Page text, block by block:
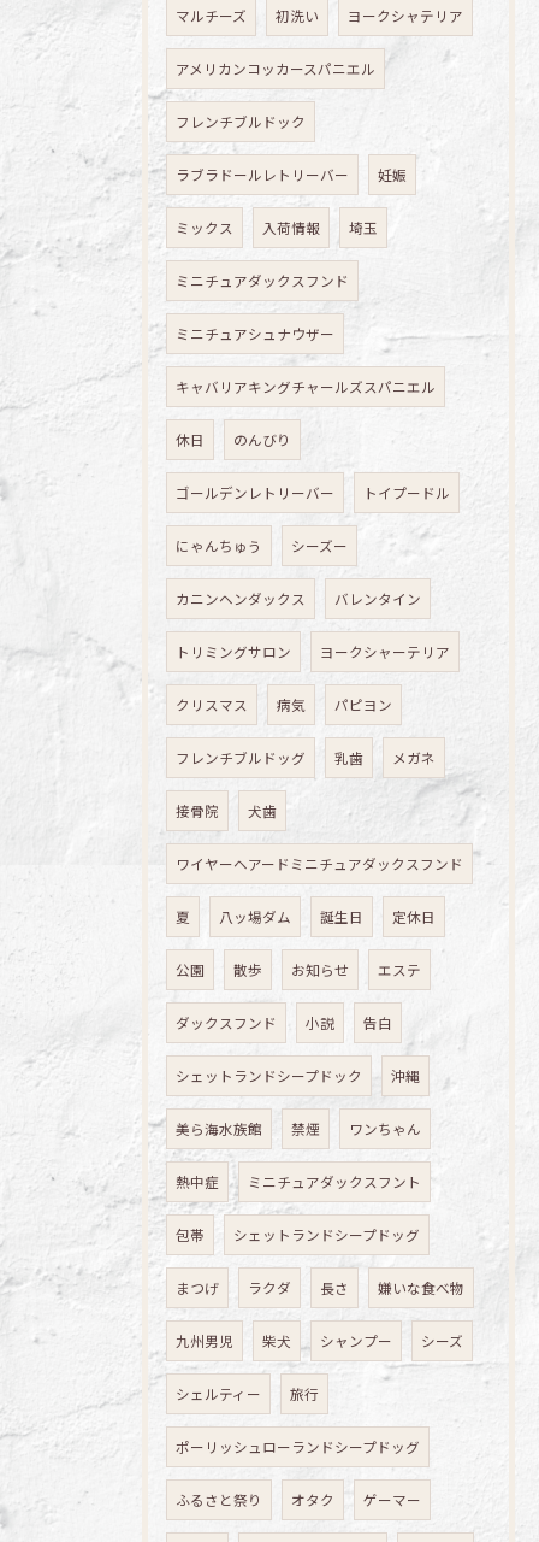
マルチーズ 初洗い ヨークシャテリア
アメリカンコッカースパニエル
フレンチブルドック
ラブラドールレトリーバー 妊娠
ミックス 入荷情報 埼玉
ミニチュアダックスフンド
ミニチュアシュナウザー
キャバリアキングチャールズスパニエル
休日 のんびり
ゴールデンレトリーバー トイプードル
にゃんちゅう シーズー
カニンヘンダックス バレンタイン
トリミングサロン ヨークシャーテリア
クリスマス 病気 パピヨン
フレンチブルドッグ 乳歯 メガネ
接骨院 犬歯
ワイヤーヘアードミニチュアダックスフンド
夏 八ッ場ダム 誕生日 定休日
公園 散歩 お知らせ エステ
ダックスフンド 小説 告白
シェットランドシープドック 沖縄
美ら海水族館 禁煙 ワンちゃん
熱中症 ミニチュアダックスフント
包帯 シェットランドシープドッグ
まつげ ラクダ 長さ 嫌いな食べ物
九州男児 柴犬 シャンプー シーズ
シェルティー 旅行
ポーリッシュローランドシープドッグ
ふるさと祭り オタク ゲーマー